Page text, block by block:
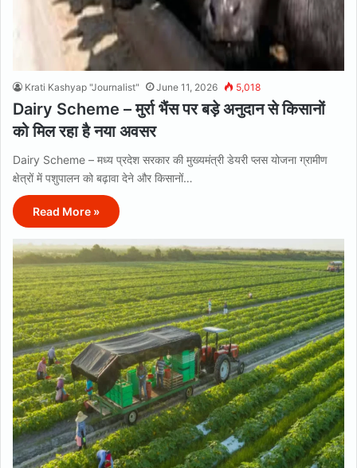
Krati Kashyap "Journalist" June 11, 2026 5,018
Dairy Scheme – मुर्रा भैंस पर बड़े अनुदान से किसानों
को मिल रहा है नया अवसर
Dairy Scheme – मध्य प्रदेश सरकार की मुख्यमंत्री डेयरी प्लस योजना ग्रामीण
क्षेत्रों में पशुपालन को बढ़ावा देने और किसानों…
Read More »